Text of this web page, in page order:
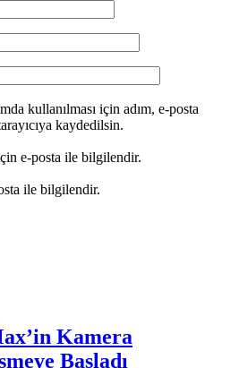
kullanılması için adım, e-posta
kaydedilsin.
e-posta ile bilgilendir.
ile bilgilendir.
Kamera
Başladı